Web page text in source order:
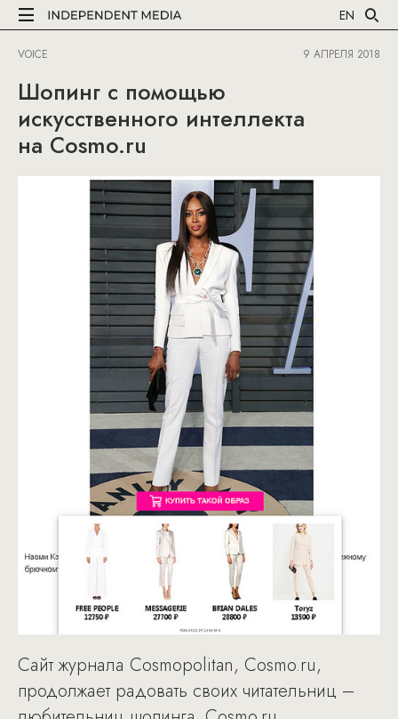
EN
VOICE 9 АПРЕЛЯ 2018
Шопинг с помощью
искусственного интеллекта
на Cosmo.ru
Сайт журнала Cosmopolitan, Cosmo.ru,
продолжает радовать своих читательниц –